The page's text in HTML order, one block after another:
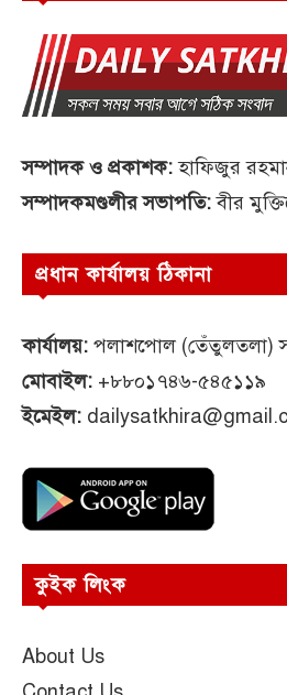
সম্পাদক ও প্রকাশক:হাফিজুর
সম্পাদকমণ্ডলীর সভাপতি:বীর
প্রধান কার্যালয় ঠিকানা
কার্যালয়: পলাশপোল (তেঁতুলতলা)
মোবাইল: +৮৮০১৭৪৬-৫৪৫১১৯
ইমেইল:
কুইক লিংক
About Us